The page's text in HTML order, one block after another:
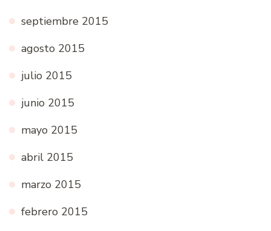
septiembre 2015
agosto 2015
julio 2015
junio 2015
mayo 2015
abril 2015
marzo 2015
febrero 2015